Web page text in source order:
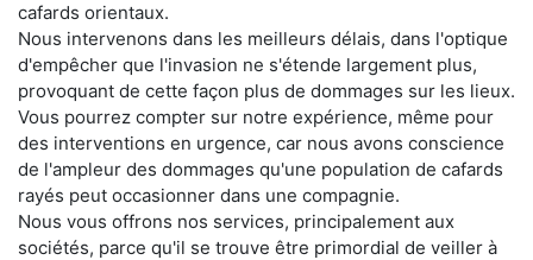
cafards orientaux.
Nous intervenons dans les meilleurs délais, dans l'optique
d'empêcher que l'invasion ne s'étende largement plus,
provoquant de cette façon plus de dommages sur les lieux.
Vous pourrez compter sur notre expérience, même pour
des interventions en urgence, car nous avons conscience
de l'ampleur des dommages qu'une population de cafards
rayés peut occasionner dans une compagnie.
Nous vous offrons nos services, principalement aux
sociétés, parce qu'il se trouve être primordial de veiller à